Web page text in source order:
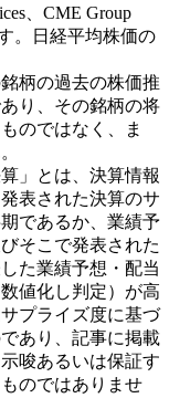
、CME Group
。日経平均株価の
柄の過去の株価推
り、その銘柄の将
のではなく、ま
」とは、決算情報
表された決算のサ
であるか、業績予
そこで発表された
た業績予想・配当
値化し判定）が高
プライズ度に基づ
あり、記事に掲載
唆あるいは保証す
のではありませ